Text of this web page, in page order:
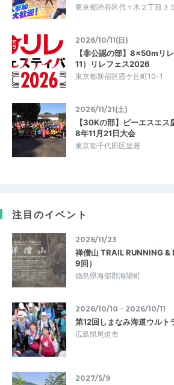
東京都渋谷区代々木２丁目３
2026/10/11(日)
【非公認の部】8×50mリ
11）リレフェス2026
東京都新宿区霞ケ丘町10-1
2026/11/21(土)
【30Kの部】ピーエスエ
8年11月21日大会
東京都千代田区皇居
注目のイベント
2026/11/23
禅僧山 TRAIL RUNNING
9回）
徳島県海部郡海陽町
2026/10/10・2026/10/11
第12回しまなみ海道ウル
広島県尾道市
2027/5/9